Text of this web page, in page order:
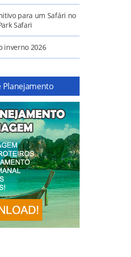
para um Safári no
Safari
inverno 2026
Planejamento